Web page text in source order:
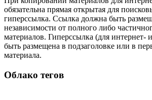
обязательна прямая открытая для
гиперссылка. Ссылка должна быть
независимости от полного либо
материалов. Гиперссылка (для интернет-
быть размещена в подзаголовке или в
материала.
Облако тегов